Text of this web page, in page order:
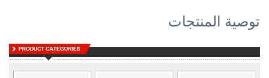
توصية المنتجات